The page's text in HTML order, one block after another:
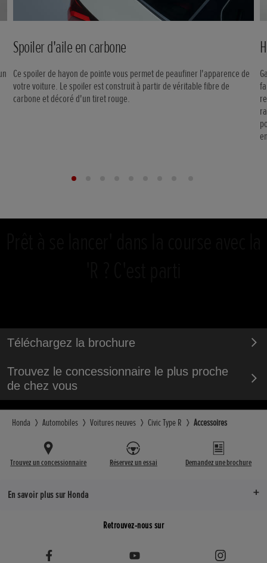
Spoiler d'aile en carbone
Ce spoiler de hayon de pointe vous permet de peaufiner l'apparence de
votre voiture. Le spoiler est construit à partir de véritable fibre de
carbone et décoré d'un tiret rouge.
Téléchargez la brochure
Trouvez le concessionnaire le plus proche
de chez vous
Honda Automobiles Voitures neuves Civic Type R Accessoires
Trouvez un concessionnaire Réservez un essai Demandez une brochure
En savoir plus sur Honda
Retrouvez-nous sur